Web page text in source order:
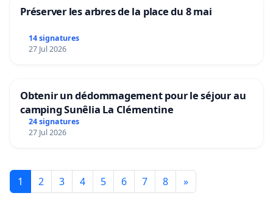
Préserver les arbres de la place du 8 mai
14 signatures
27 Jul 2026
Obtenir un dédommagement pour le séjour au
camping Sunêlia La Clémentine
24 signatures
27 Jul 2026
1 2 3 4 5 6 7 8 »